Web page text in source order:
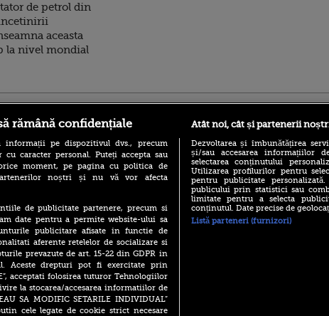
de petrol din
aceasta
la nivel mondial
în
la
(P) Descoperă Lumea
Evenimentelor din România
rămână confidențiale
informații pe dispozitivul dvs., precum
caracter personal. Puteți accepta sau
moment, pe pagina cu politica de
noștri și nu vă vor afecta
de publicitate partenere, precum si
date pentru a permite website-ului sa
publicitare afisate in functie de
aferente retelelor de socializare si
prevazute de art. 15-22 din GDPR in
Aceste drepturi pot fi exercitate prin
acceptati folosirea tuturor Tehnologiilor
la stocarea/accesarea informatiilor de
SA MODIFIC SETARILE INDIVIDUAL”
cele legate de cookie strict necesare
Atât noi, cât și partenerii
Dezvoltarea și îmbunătățirea
și/sau accesarea informațiilor
selectarea conținutului
Utilizarea profilurilor pentru
pentru publicitate
publicului prin statistici sau
limitate pentru a selecta
conținutul. Date precise de
Listă parteneri (furnizori)